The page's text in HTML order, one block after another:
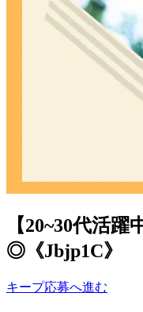
【20~30代活
◎《Jbjp1C》
キープ応募へ進む